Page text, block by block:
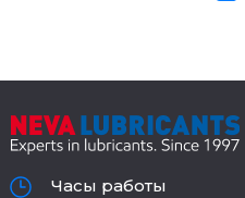
Часы работы